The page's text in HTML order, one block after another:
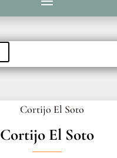
Cortijo El Soto